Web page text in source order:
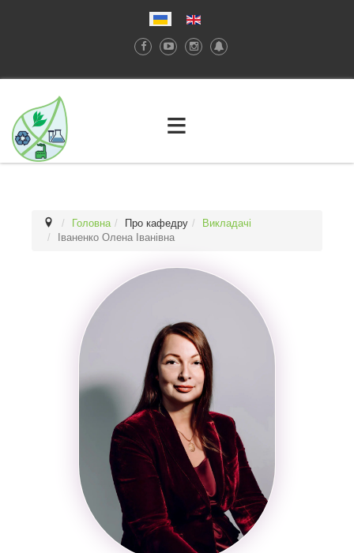
≡
Головна Про кафедру
Викладачі
Іваненко Олена Іванівна